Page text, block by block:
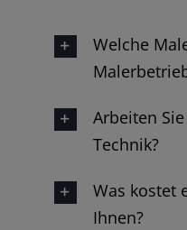
Welche
Arbeiten
Technik?
Was kostet
Ihnen?